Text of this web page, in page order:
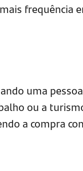
frequência
uma pessoa
ou a
a compra